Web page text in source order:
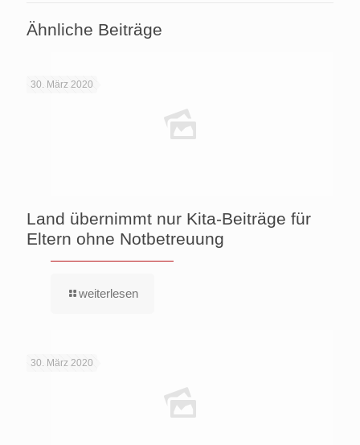
Ähnliche Beiträge
30. März 2020
Land übernimmt nur Kita-Beiträge für
Eltern ohne Notbetreuung
weiterlesen
30. März 2020